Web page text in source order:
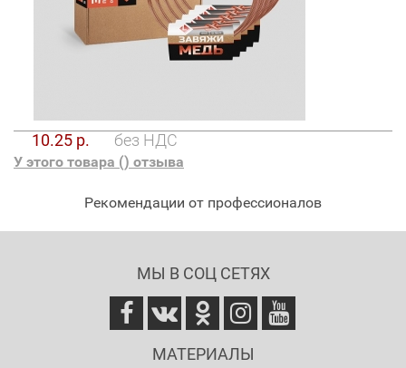
10.25 р. без НДС
У этого товара () отзыва
Рекомендации от профессионалов
МЫ В СОЦ СЕТЯХ
МАТЕРИАЛЫ